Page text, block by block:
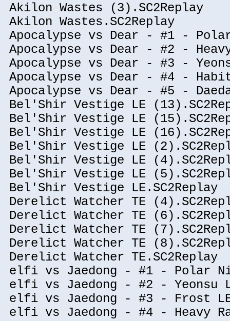
Akilon Wastes (3).SC2Replay
Akilon Wastes.SC2Replay
Apocalypse vs Dear - #1 -
Apocalypse vs Dear - #2 -
Apocalypse vs Dear - #3 -
Apocalypse vs Dear - #4 -
Apocalypse vs Dear - #5 -
Bel'Shir Vestige LE
Bel'Shir Vestige LE
Bel'Shir Vestige LE
Bel'Shir Vestige LE
Bel'Shir Vestige LE
Bel'Shir Vestige LE
Bel'Shir Vestige LE.SC2Replay
Derelict Watcher TE
Derelict Watcher TE
Derelict Watcher TE
Derelict Watcher TE
Derelict Watcher TE.SC2Replay
elfi vs Jaedong - #1 - Polar
elfi vs Jaedong - #2 - Yeonsu
elfi vs Jaedong - #3 - Frost
elfi vs Jaedong - #4 - Heavy